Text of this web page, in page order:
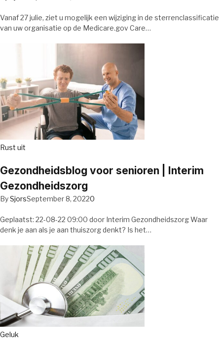
Vanaf 27 julie, ziet u mogelijk een wijziging in de sterrenclassificatie
van uw organisatie op de Medicare.gov Care…
Rust uit
Gezondheidsblog voor senioren | Interim
Gezondheidszorg
BySjorsSeptember 8, 20220
Geplaatst: 22-08-22 09:00 door Interim Gezondheidszorg Waar
denk je aan als je aan thuiszorg denkt? Is het…
Geluk